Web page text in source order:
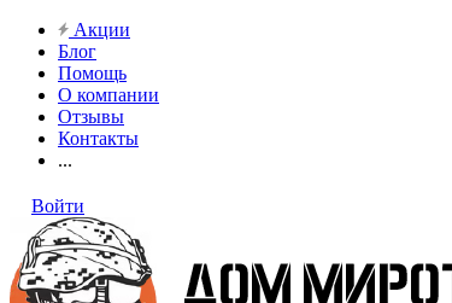
Акции
Блог
Помощь
О компании
Отзывы
Контакты
...
Войти